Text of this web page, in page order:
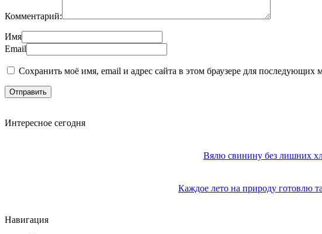
Комментарий:
Имя
Email
Сохранить моё имя, email и адрес сайта в этом браузере для последующих
Интересное сегодня
Вялю свинину без лишних
Каждое лето на природу готовлю
Навигация